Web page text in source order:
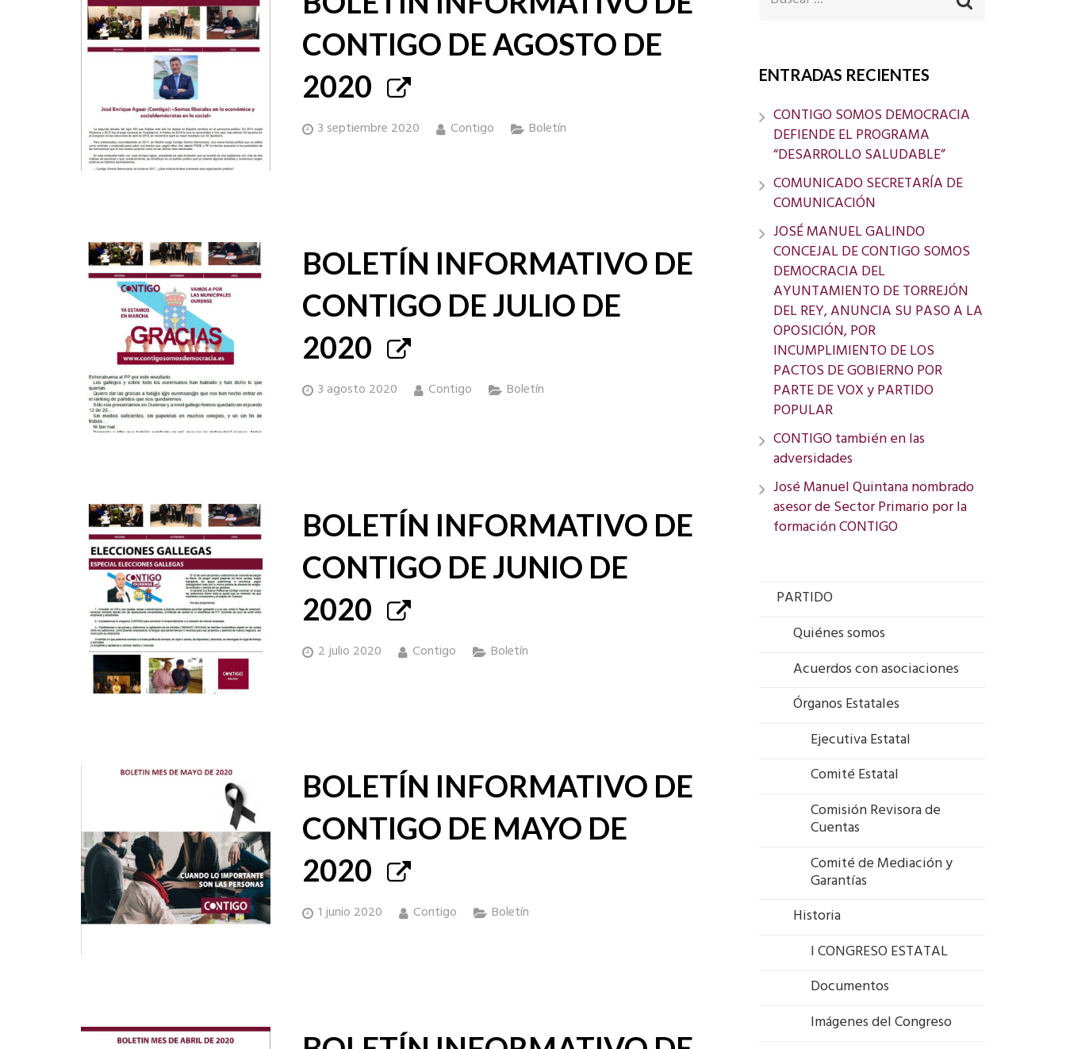
CONTIGO DE AGOSTO DE
2020
3 septiembre 2020 Contigo Boletín
BOLETÍN INFORMATIVO DE
CONTIGO DE JULIO DE
2020
3 agosto 2020 Contigo Boletín
BOLETÍN INFORMATIVO DE
CONTIGO DE JUNIO DE
2020
2 julio 2020 Contigo Boletín
BOLETÍN INFORMATIVO DE
CONTIGO DE MAYO DE
2020
1 junio 2020 Contigo Boletín
ENTRADAS RECIENTES
CONTIGO SOMOS DEMOCRACIA
DEFIENDE EL PROGRAMA
“DESARROLLO SALUDABLE”
COMUNICADO SECRETARÍA DE
COMUNICACIÓN
JOSÉ MANUEL GALINDO
CONCEJAL DE CONTIGO SOMOS
DEMOCRACIA DEL
AYUNTAMIENTO DE TORREJÓN
DEL REY, ANUNCIA SU PASO A LA
OPOSICIÓN, POR
INCUMPLIMIENTO DE LOS
PACTOS DE GOBIERNO POR
PARTE DE VOX y PARTIDO
POPULAR
CONTIGO también en las
adversidades
José Manuel Quintana nombrado
asesor de Sector Primario por la
formación CONTIGO
PARTIDO
Quiénes somos
Acuerdos con asociaciones
Órganos Estatales
Ejecutiva Estatal
Comité Estatal
Comisión Revisora de
Cuentas
Comité de Mediación y
Garantías
Historia
I CONGRESO ESTATAL
Documentos
Imágenes del Congreso